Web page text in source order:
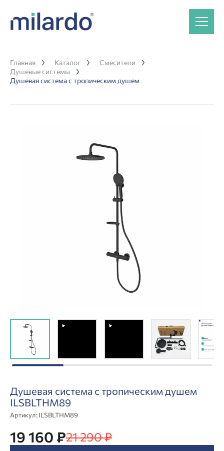
Главная Каталог
Смесители
Душевые системы
Душевая система с тропическим душем
Душевая система с тропическим душем
ILSBLTHM89
Артикул:ILSBLTHM89
19 160 ₽21 290 ₽